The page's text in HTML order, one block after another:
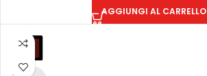
AGGIUNGI AL CARRELLO